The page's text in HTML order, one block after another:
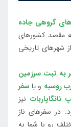
گروهی جاده
به مقصد کشورهای
شهرهای تاریخی
به تبت سرزمین
روسیه و یا سفر
نیز
در سفرهای ناز
رو با شما به